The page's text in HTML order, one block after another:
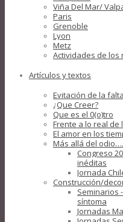
Viña Del Mar/
Paris
Grenoble
Lyon
Metz
Actividades de los
Artículos y textos
Evitación de la falta
¿Que Creer?
Que es el 0(o)tro
Frente a lo real de
El amor en los
Más allá del odio….
Congreso
inéditas
Jornada
Construcción/
Seminarios
síntoma
Jornadas